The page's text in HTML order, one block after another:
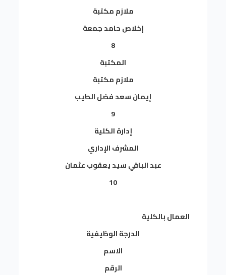
ملازم مكتبة
إخلاص حامد جمعة
8
المكتبة
ملازم مكتبة
إيمان سعد فضل الطيب
9
إدارة الكلية
المشرف الإداري
عبد الباقي سيد يعقوب عثمان
10
العمال بالكلية
الدرجة الوظيفية
الاسم
الرقم